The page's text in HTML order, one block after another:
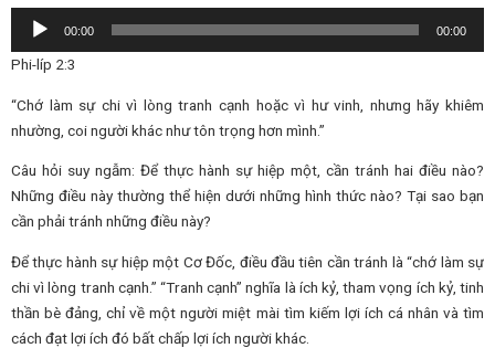
Audio
00:00 00:00
Phi-líp 2:3
“Chớ làm sự chi vì lòng tranh cạnh hoặc vì hư vinh, nhưng hãy khiêm
nhường, coi người khác như tôn trọng hơn mình.”
Câu hỏi suy ngẫm: Để thực hành sự hiệp một, cần tránh hai điều nào?
Những điều này thường thể hiện dưới những hình thức nào? Tại sao bạn
cần phải tránh những điều này?
Để thực hành sự hiệp một Cơ Đốc, điều đầu tiên cần tránh là “chớ làm sự
chi vì lòng tranh cạnh.” “Tranh cạnh” nghĩa là ích kỷ, tham vọng ích kỷ, tinh
thần bè đảng, chỉ về một người miệt mài tìm kiếm lợi ích cá nhân và tìm
cách đạt lợi ích đó bất chấp lợi ích người khác.